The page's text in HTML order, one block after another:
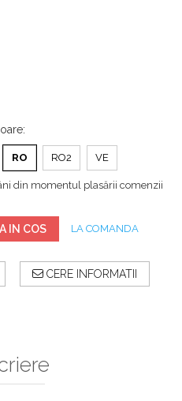
:
RO RO2 VE
din momentul plasării comenzii
IN COS LA COMANDA
CERE INFORMATII